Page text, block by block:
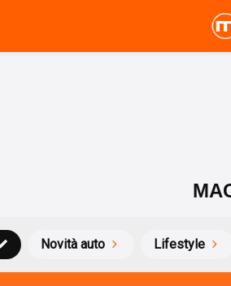
Novità auto Lifestyle